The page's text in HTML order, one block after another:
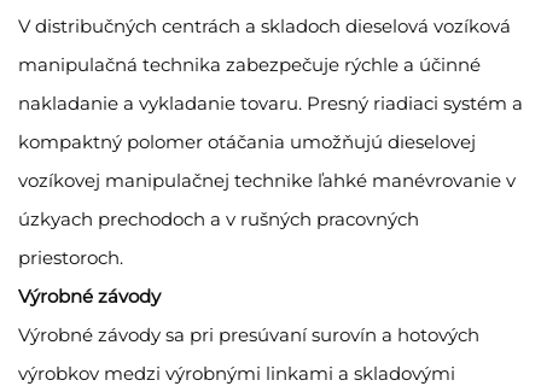
V distribučných centrách a skladoch dieselová vozíková
manipulačná technika zabezpečuje rýchle a účinné
nakladanie a vykladanie tovaru. Presný riadiaci systém a
kompaktný polomer otáčania umožňujú dieselovej
vozíkovej manipulačnej technike ľahké manévrovanie v
úzkyach prechodoch a v rušných pracovných
priestoroch.
Výrobné závody
Výrobné závody sa pri presúvaní surovín a hotových
výrobkov medzi výrobnými linkami a skladovými